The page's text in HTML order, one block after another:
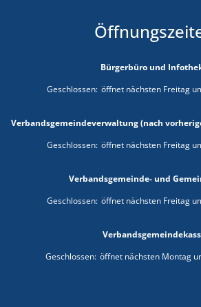
Bürgerbüro und
Klicken, um weitere Öffnungs- oder
Geschlossen: öffnet nächsten Freitag
Verbandsgemeindeverwaltung (nach
Klicken, um weitere Öffnungs- oder
Geschlossen: öffnet nächsten Freitag
Verbandsgemeinde- und
Klicken, um weitere Öffnungs- oder
Geschlossen: öffnet nächsten Freitag
Klicken, um weitere Öffnungs- oder
Geschlossen: öffnet nächsten Montag